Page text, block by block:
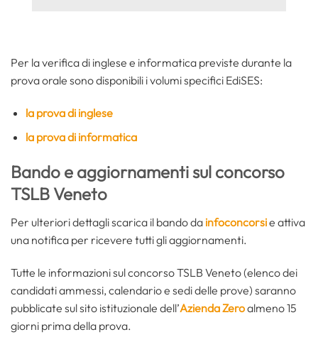
Per la verifica di inglese e informatica previste durante la
prova orale sono disponibili i volumi specifici EdiSES:
la prova di inglese
la prova di informatica
Bando e aggiornamenti sul concorso
TSLB Veneto
Per ulteriori dettagli scarica il bando da infoconcorsie attiva
una notifica per ricevere tutti gli aggiornamenti.
Tutte le informazioni sul concorso TSLB Veneto (elenco dei
candidati ammessi, calendario e sedi delle prove) saranno
pubblicate sul sito istituzionale dell’Azienda Zeroalmeno 15
giorni prima della prova.